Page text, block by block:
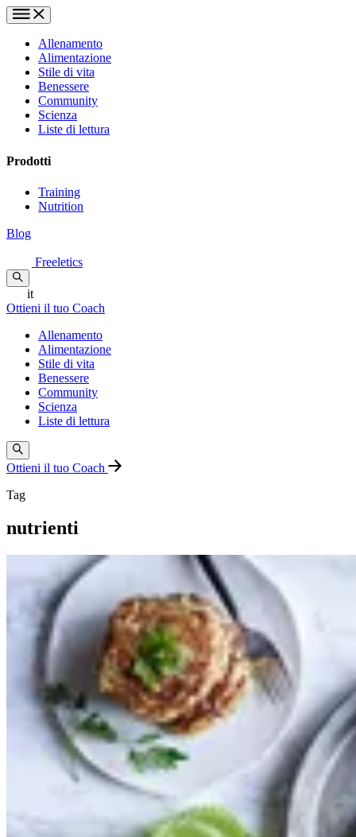
Allenamento
Alimentazione
Stile di vita
Benessere
Community
Scienza
Liste di lettura
Prodotti
Training
Nutrition
Blog
Freeletics
it
Ottieni il tuo Coach
Allenamento
Alimentazione
Stile di vita
Benessere
Community
Scienza
Liste di lettura
Ottieni il tuo Coach
Tag
nutrienti